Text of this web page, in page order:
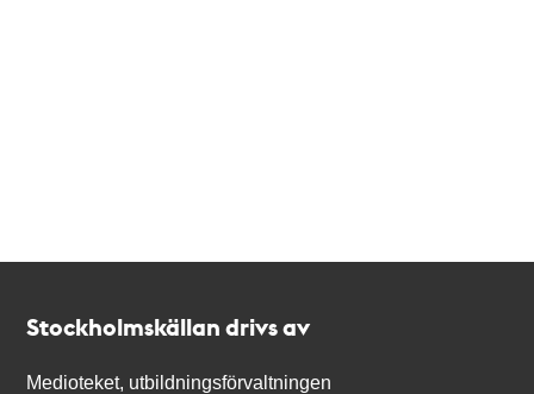
Stockholmskällan drivs av
Medioteket, utbildningsförvaltningen